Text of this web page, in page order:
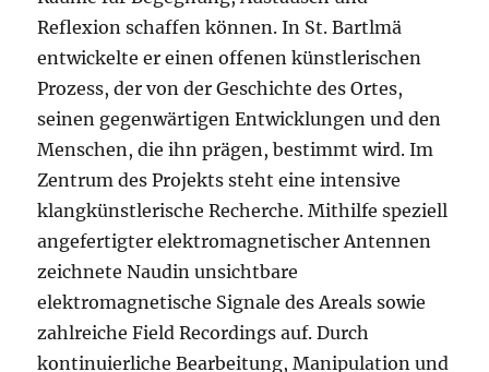
Reflexion schaffen können. In St. Bartlmä
entwickelte er einen offenen künstlerischen
Prozess, der von der Geschichte des Ortes,
seinen gegenwärtigen Entwicklungen und den
Menschen, die ihn prägen, bestimmt wird. Im
Zentrum des Projekts steht eine intensive
klangkünstlerische Recherche. Mithilfe speziell
angefertigter elektromagnetischer Antennen
zeichnete Naudin unsichtbare
elektromagnetische Signale des Areals sowie
zahlreiche Field Recordings auf. Durch
kontinuierliche Bearbeitung, Manipulation und